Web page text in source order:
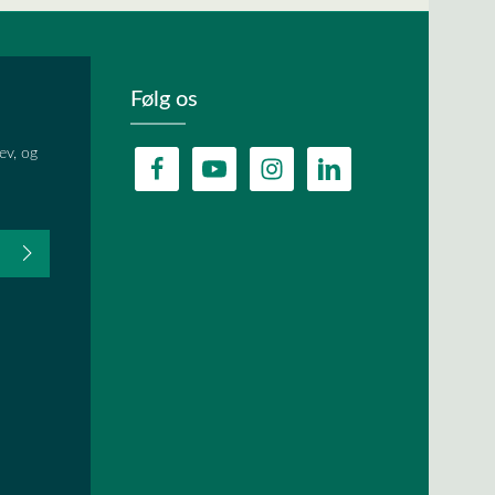
og
Følg os